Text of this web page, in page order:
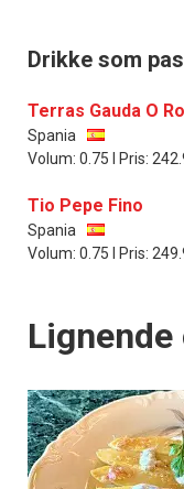
Drikke som
Terras Gauda O
Spania
Volum: 0.75 l Pris:
Tio Pepe Fino
Spania
Volum: 0.75 l Pris: